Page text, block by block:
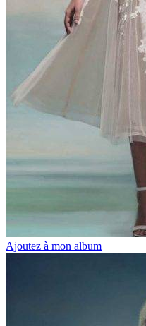
Ajoutez à mon album